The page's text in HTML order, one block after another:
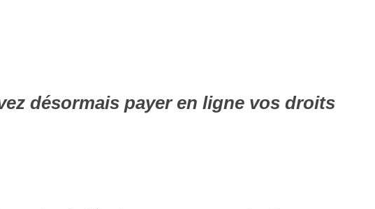
désormais payer en ligne vos droits